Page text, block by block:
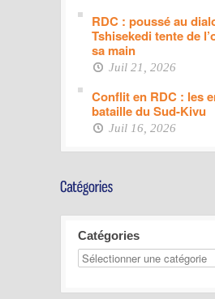
RDC : poussé au
Tshisekedi tente de
sa main
Juil 21, 2026
Conflit en RDC : les
bataille du Sud-Kivu
Juil 16, 2026
Catégories